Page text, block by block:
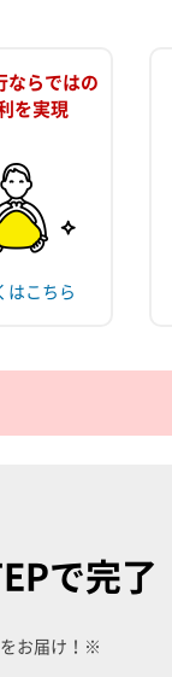
ならではの
を実現
はこちら
で完了
お届け！※